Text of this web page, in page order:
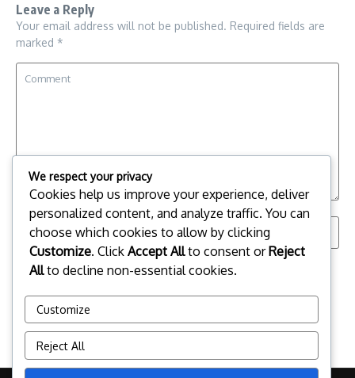
Leave a Reply
Your email address will not be published. Required fields are
marked *
Save my name, email, and website in this browser for the
We respect your privacy
Cookies help us improve your experience, deliver
personalized content, and analyze traffic. You can
choose which cookies to allow by clicking
Customize. Click Accept Allto consent orReject
Allto decline non-essential cookies.
Customize
Reject All